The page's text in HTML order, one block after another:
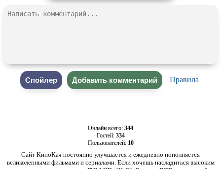
Правила
Онлайн всего: 344
Гостей: 334
Пользователей: 10
Сайт КиноКач постоянно улучшается и ежедневно пополняется
великолепными фильмами и сериалами. Если хочешь насладиться высоким